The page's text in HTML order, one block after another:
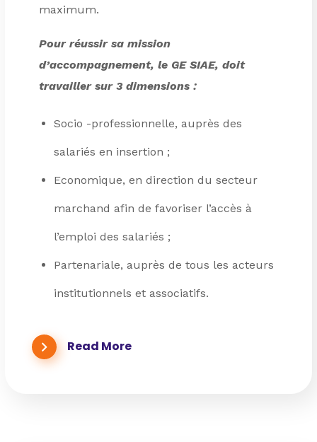
maximum.
Pour réussir sa mission
d’accompagnement, le GE SIAE, doit
travailler sur 3 dimensions :
Socio -professionnelle, auprès des
salariés en insertion ;
Economique, en direction du secteur
marchand afin de favoriser l’accès à
l’emploi des salariés ;
Partenariale, auprès de tous les acteurs
institutionnels et associatifs.
Read More